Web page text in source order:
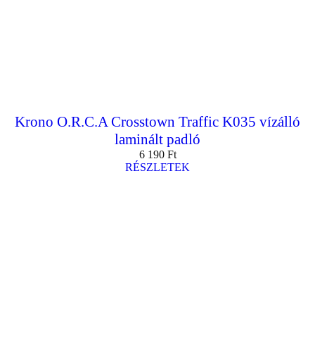
Krono O.R.C.A Crosstown Traffic K035 vízálló
laminált padló
6 190 Ft
RÉSZLETEK